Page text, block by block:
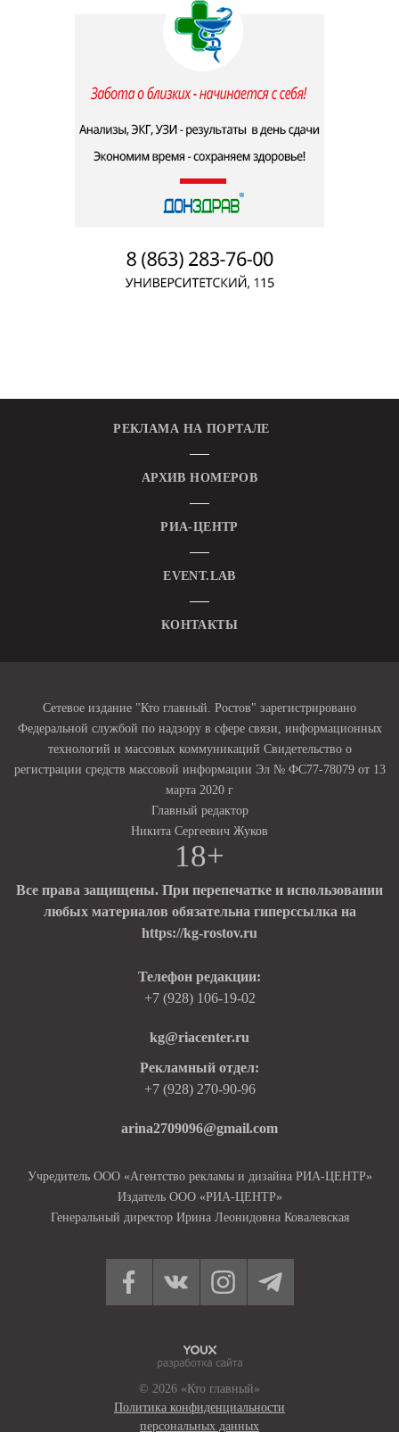
РЕКЛАМА НА ПОРТАЛЕ
АРХИВ НОМЕРОВ
РИА-ЦЕНТР
EVENT.LAB
КОНТАКТЫ
Сетевое издание "Кто главный. Ростов" зарегистрировано
Федеральной службой по надзору в сфере связи, информационных
технологий и массовых коммуникаций Свидетельство о
регистрации средств массовой информации Эл № ФС77-78079 от 13
марта 2020 г
Главный редактор
Никита Сергеевич Жуков
18+
Все права защищены. При перепечатке и использовании
любых материалов обязательна гиперссылка на
https://kg-rostov.ru
Телефон редакции:
+7 (928) 106-19-02
kg@riacenter.ru
Рекламный отдел:
+7 (928) 270-90-96
arina2709096@gmail.com
Учредитель ООО «Агентство рекламы и дизайна РИА-ЦЕНТР»
Издатель ООО «РИА-ЦЕНТР»
Генеральный директор Ирина Леонидовна Ковалевская
© 2026 «Кто главный»
Политика конфиденциальности
персональных данных